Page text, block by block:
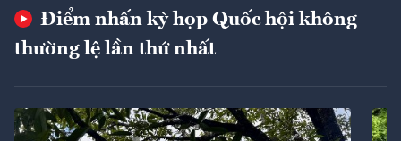
Điểm nhấn kỳ họp Quốc hội không
thường lệ lần thứ nhất